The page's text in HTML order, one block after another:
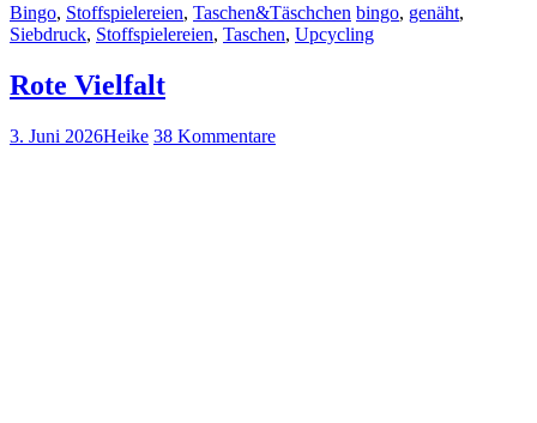
Bingo, Stoffspielereien, Taschen&Täschchen bingo, genäht,
Siebdruck, Stoffspielereien, Taschen, Upcycling
Rote Vielfalt
3. Juni 2026Heike 38 Kommentare